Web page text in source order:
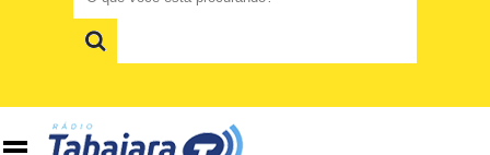
Casa Civil do Governador
Ciência, Tecnologia, Inovação e Ensino Superior